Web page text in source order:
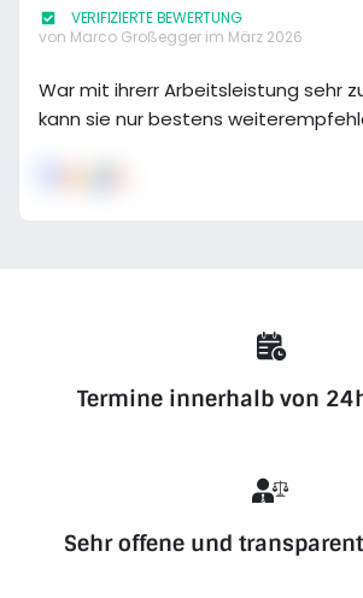
VERIFIZIERTE BEWERTUNG
von Marco Großegger im März 2026
War mit ihrerr Arbeitsleistung sehr
kann sie nur bestens
Termine innerhalb von
Sehr offene und